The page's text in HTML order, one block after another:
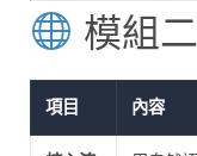
模組
項目 內容